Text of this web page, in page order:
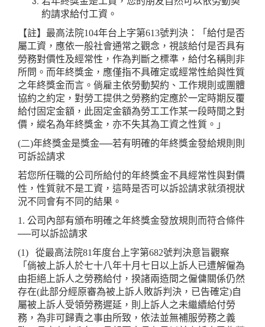
約請求給付工資。
【註】最高法院104年台上字第613號判決：「給付是否
屬工資，應依一般社會通常之觀念，視該給付是否具有
勞務對價性及經常性，作為判斷之標準，給付名稱則非
所問。而年終獎金，應僅指不具確定或經常性給與性質
之年終獎金而言。倘雇主依勞動契約、工作規則或團體
協約之約定，對勞工提供之勞務約定應於一定時期反覆
給付固定金額，此固定金額為勞工工作某一段時間之對
價，縱名為年終獎金，亦不失其為工資之性質。」
(二)年終獎金是獎金──若有明確的年終獎金發給規則則
可訴訟請求
若您所任職的公司所給付的年終獎金不具經常性與對價
性，性質就不是工資，這時是否可以訴訟請求就須視狀
況不同會有不同的結果。
1. 公司內部有頒布明確之年終獎金發放規則而符合條件
──可以訴訟請求
(1) 從最高法院81年度台上字第682號判決意旨觀察
「倘被上訴人於七十八年十月七日以上訴人已遭解僱為
由拒絕上訴人之勞務給付，揆諸兩造間之僱傭關係仍然
存在(此部分經原審為被上訴人敗訴判決，已告確定)自
屬被上訴人受領勞務遲延，則上訴人之未繼續給付勞
務，為非可歸責之事由所致，依法並無補服勞務之義